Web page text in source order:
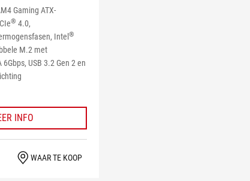
Gaming ATX-
® 4.0,
Intel ®
M.2 met
6Gbps, USB 3.2 Gen 2 en
INFO
WAAR TE KOOP